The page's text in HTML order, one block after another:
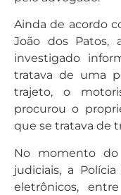
Ainda de acordo
João dos Patos,
investigado
tratava de uma
trajeto, o
procurou o
que se tratava de
No momento
judiciais, a
eletrônicos,